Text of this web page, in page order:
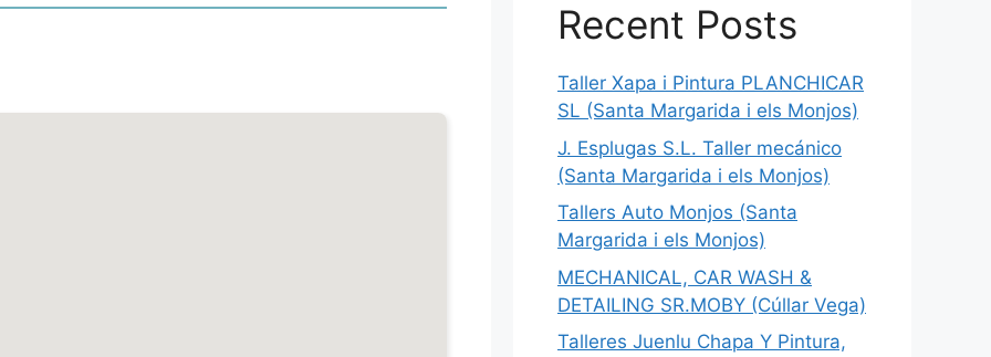
Recent Posts
Taller Xapa i Pintura PLANCHICAR
SL (Santa Margarida i els Monjos)
J. Esplugas S.L. Taller mecánico
(Santa Margarida i els Monjos)
Tallers Auto Monjos (Santa
Margarida i els Monjos)
MECHANICAL, CAR WASH &
DETAILING SR.MOBY (Cúllar Vega)
Talleres Juenlu Chapa Y Pintura,